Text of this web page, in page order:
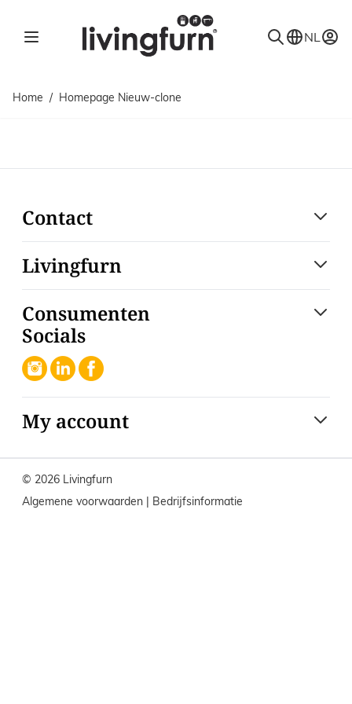
NL
Home / Homepage Nieuw-clone
Contact
Livingfurn
Consumenten
Socials
My account
© 2026 Livingfurn
Algemene voorwaarden | Bedrijfsinformatie